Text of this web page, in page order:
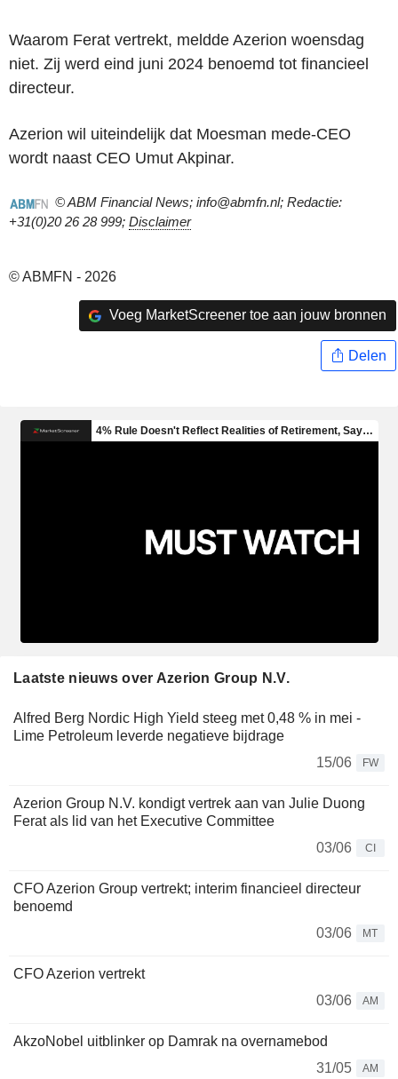
Waarom Ferat vertrekt, meldde Azerion woensdag
niet. Zij werd eind juni 2024 benoemd tot financieel
directeur.
Azerion wil uiteindelijk dat Moesman mede-CEO
wordt naast CEO Umut Akpinar.
© ABM Financial News; info@abmfn.nl; Redactie:
+31(0)20 26 28 999; Disclaimer
© ABMFN - 2026
Voeg MarketScreener toe aan jouw bronnen
Delen
Laatste nieuws over Azerion Group N.V.
Alfred Berg Nordic High Yield steeg met 0,48 % in mei -
Lime Petroleum leverde negatieve bijdrage
15/06
FW
Azerion Group N.V. kondigt vertrek aan van Julie Duong
Ferat als lid van het Executive Committee
03/06
CI
CFO Azerion Group vertrekt; interim financieel directeur
benoemd
03/06
MT
CFO Azerion vertrekt
03/06
AM
AkzoNobel uitblinker op Damrak na overnamebod
31/05
AM